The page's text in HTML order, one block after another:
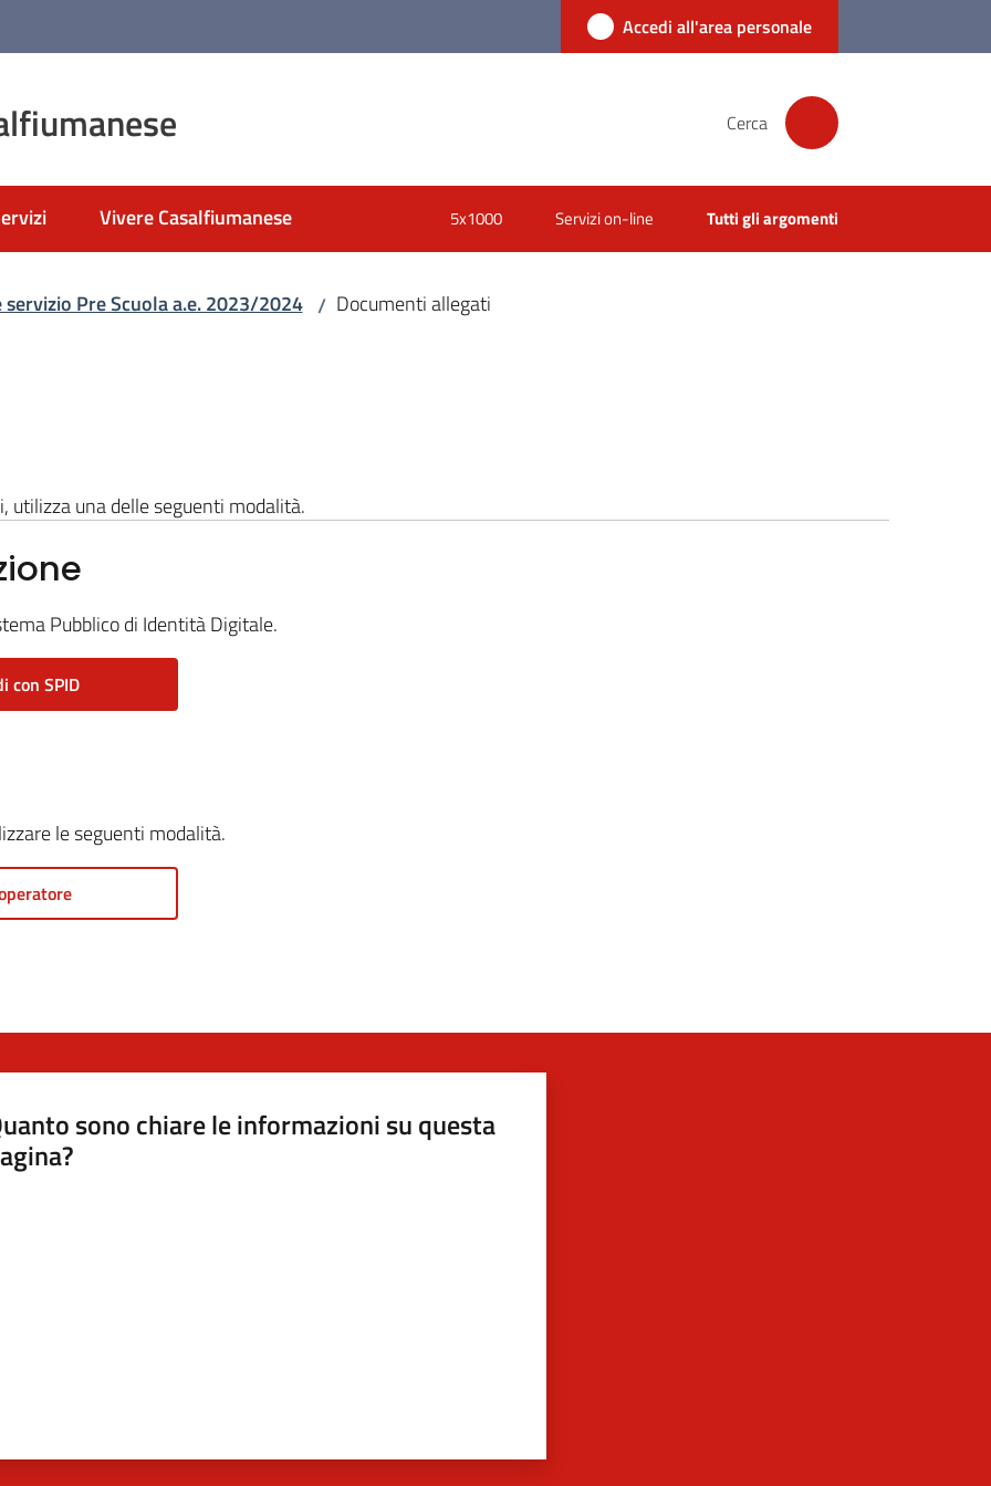
Accedi all'area personale
Cerca
Vivere Casalfiumanese 5x1000 Servizi on-line Tutti gli argomenti
Pre Scuola a.e. 2023/2024 / Documenti allegati
utilizza una delle seguenti modalità.
Pubblico di Identità Digitale.
con SPID
le seguenti modalità.
sono chiare le informazioni su questa